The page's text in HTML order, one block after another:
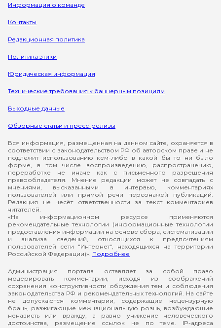
Информация о команде
Контакты
Редакционная политика
Политика этики
Юридическая информация
Технические требования к баннерным позициям
Выходные данные
Обзорные статьи и пресс-релизы
Вся информация, размещенная на данном сайте, охраняется в
соответствии с законодательством РФ об авторском праве и не
подлежит использованию кем-либо в какой бы то ни было
форме, в том числе воспроизведению, распространению,
переработке не иначе как с письменного разрешения
правообладателя. Мнение редакции может не совпадать с
мнениями, высказанными в интервью, комментариях
пользователей или прямой речи персонажей публикаций.
Редакция не несёт ответственности за текст комментариев
читателей.
«На информационном ресурсе применяются
рекомендательные технологии (информационные технологии
предоставления информации на основе сбора, систематизации
и анализа сведений, относящихся к предпочтениям
пользователей сети "Интернет", находящихся на территории
Российской Федерации)». Подробнее
Администрация портала оставляет за собой право
модерировать комментарии, исходя из соображений
сохранения конструктивности обсуждения тем и соблюдения
законодательства РФ и рекомендательных технологий. На сайте
не допускаются комментарии, содержащие нецензурную
брань, разжигающие межнациональную рознь, возбуждающие
ненависть или вражду, а равно унижение человеческого
достоинства, размещение ссылок не по теме. IP-адреса